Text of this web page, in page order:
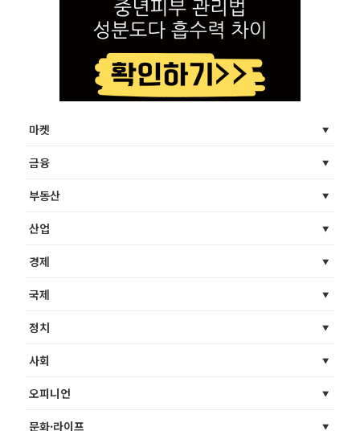
마켓
금융
부동산
산업
경제
국제
정치
사회
오피니언
문화·라이프